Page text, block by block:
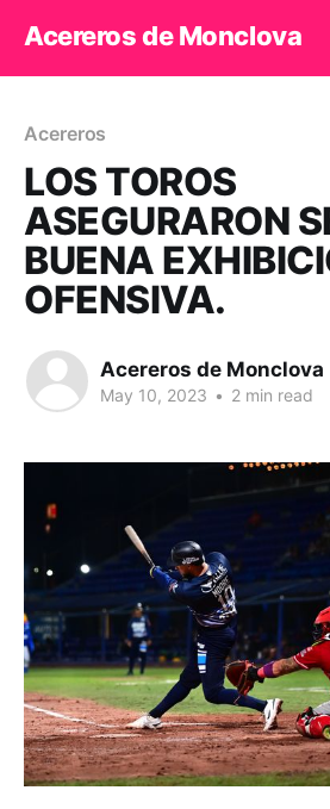
Acereros de Monclova
Acereros
LOS TOROS
ASEGURARON
BUENA
OFENSIVA.
Acereros de Monclova
May 10, 2023 • 2 min read